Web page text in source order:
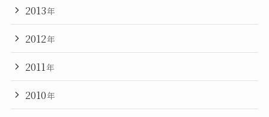
2013年
2012年
2011年
2010年